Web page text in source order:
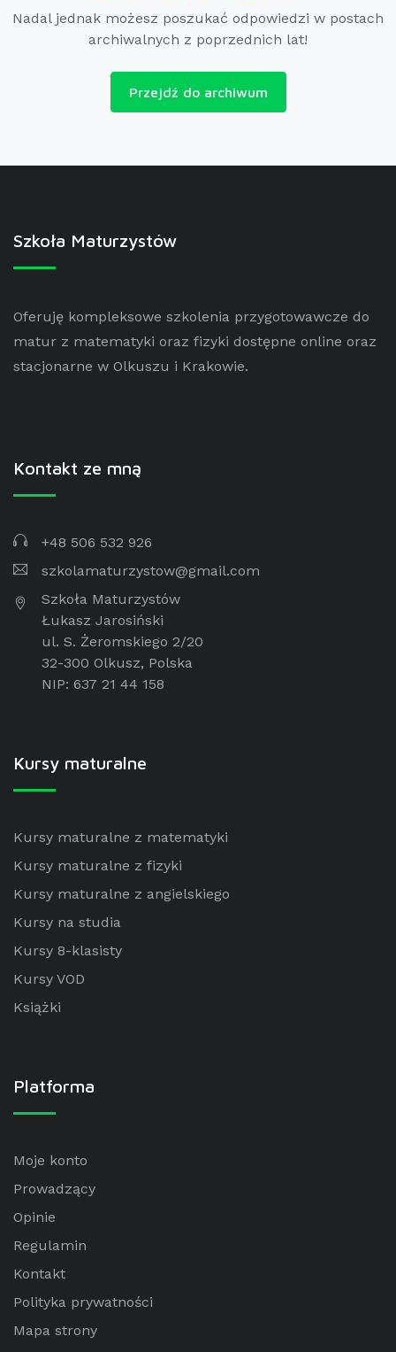
Nadal jednak możesz poszukać odpowiedzi w postach
archiwalnych z poprzednich lat!
Przejdź do archiwum
Szkoła Maturzystów
Oferuję kompleksowe szkolenia przygotowawcze do
matur z matematyki oraz fizyki dostępne online oraz
stacjonarne w Olkuszu i Krakowie.
Kontakt ze mną
+48 506 532 926
szkolamaturzystow@gmail.com
Szkoła Maturzystów
Łukasz Jarosiński
ul. S. Żeromskiego 2/20
32-300 Olkusz, Polska
NIP: 637 21 44 158
Kursy maturalne
Kursy maturalne z matematyki
Kursy maturalne z fizyki
Kursy maturalne z angielskiego
Kursy na studia
Kursy 8-klasisty
Kursy VOD
Książki
Platforma
Moje konto
Prowadzący
Opinie
Regulamin
Kontakt
Polityka prywatności
Mapa strony